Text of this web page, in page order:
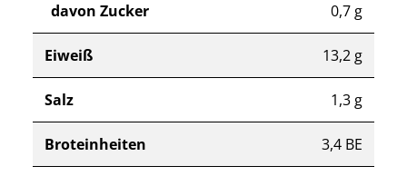
davon Zucker 0,7 g
Eiweiß 13,2 g
Salz 1,3 g
Broteinheiten 3,4 BE